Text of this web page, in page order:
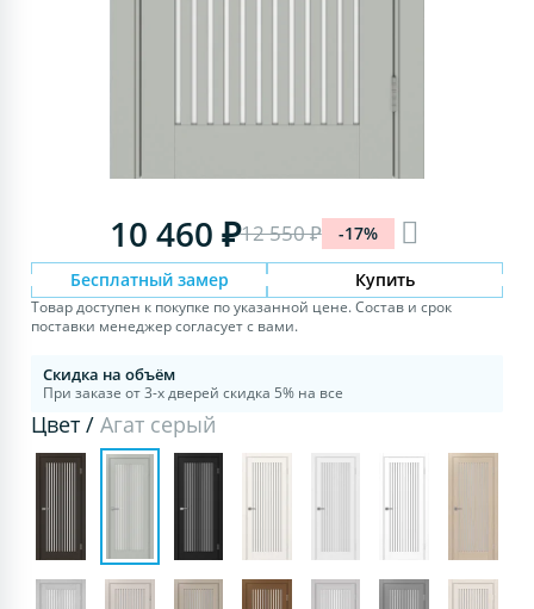
10 460 ₽12 550 ₽ -17%
Бесплатный замер Купить
Товар доступен к покупке по указанной цене. Состав и срок
поставки менеджер согласует с вами.
Скидка на объём
При заказе от 3-х дверей скидка 5% на все
Цвет /Агат серый